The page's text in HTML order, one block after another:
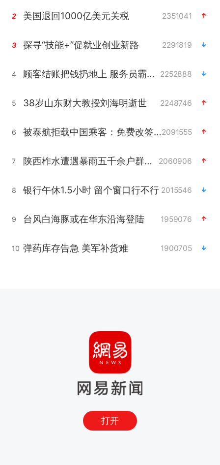
2 美国退回1000亿美元关税 2351041
3 探寻“技能+”促就业创业新路 2291819
4 顾客结账把钱扔地上 服务员霸气扔回 2252888
5 38岁山东财大教授刘海明逝世 2248746
6 被泰航拒载中国乘客：免费改签没兑现2091555
7 陕西柞水遭遇暴雨五千余户群众转移 2060906
8 银行午休1.5小时 留个窗口行不行 2015546
9 台风白海豚或在华东沿海登陆 1959076
10 弹药库存告急 美军补货难 1900705
打开